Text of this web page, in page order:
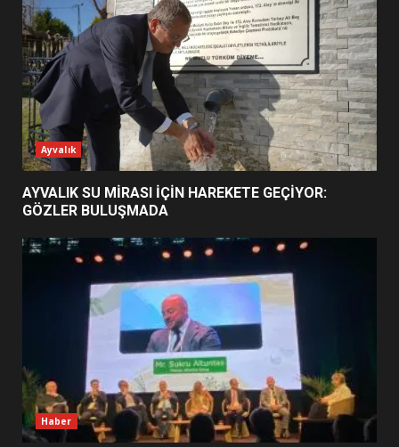
1
AYVALIK SU MİRASI İÇİN
HAREKETE GEÇİYOR: GÖZLER
BULUŞMADA
2
ESA 2026’DA TÜRK BAHARATI
NEYİ TEMSİL ETTİ?
EİB’DE KRİTİK ATAMA:
SÜRDÜRÜLEBİLİRLİKTE NE
DEĞİŞECEK?
4
EDREMİT’İN GURURU TÜRKİYE
FİNALİNDE NE BAŞARDI?
Ayvalık
AYVALIK SU MİRASI İÇİN HAREKETE GEÇİYOR:
GÖZLER BULUŞMADA
Haber